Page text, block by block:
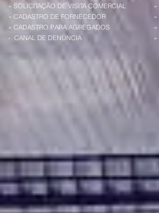
» SOLICITAÇÃO DE VISITA COMERCIAL
» CADASTRO DE FORNECEDOR
» CADASTRO PARA AGREGADOS
- CANAL DE DENÚNCIA
»
»
»
»